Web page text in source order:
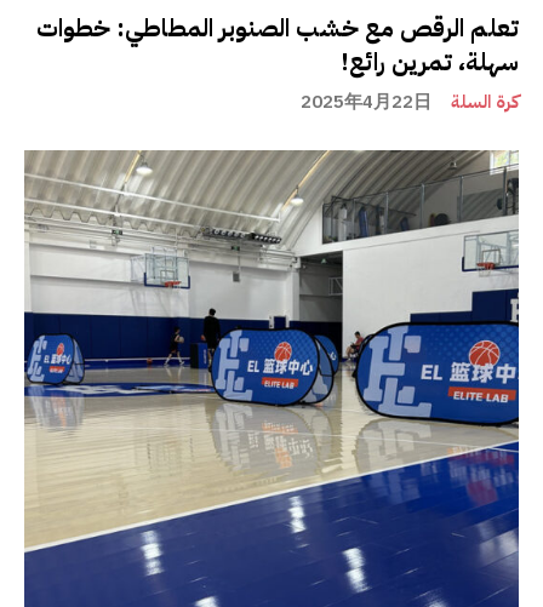
تعلم الرقص مع خشب الصنوبر المطاطي: خطوات
سهلة، تمرين رائع!
كرة السلة 2025年4月22日